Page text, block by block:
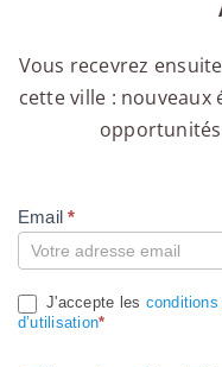
Vous recevrez
cette ville : nouveaux
Compte
Email*
J'accepte les conditions
d’utilisation*